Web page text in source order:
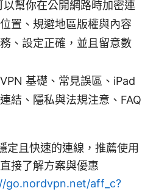
幫你在公開網路時加密連
置、規避地區版權與內容
、設定正確，並且留意數
基礎、常見誤區、iPad
結、隱私與法規注意、FAQ
定且快速的連線，推薦使用
接了解方案與優惠
go.nordvpn.net/aff_c?